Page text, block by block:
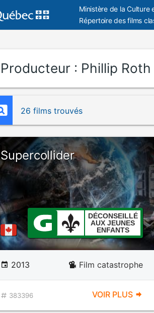
Ministère de la Culture
Répertoire des films
Producteur : Phillip Roth
26 films trouvés
Supercollider
DÉCONSEILLÉ
AUX JEUNES
ENFANTS
2013 Film catastrophe
383396 VOIR PLUS